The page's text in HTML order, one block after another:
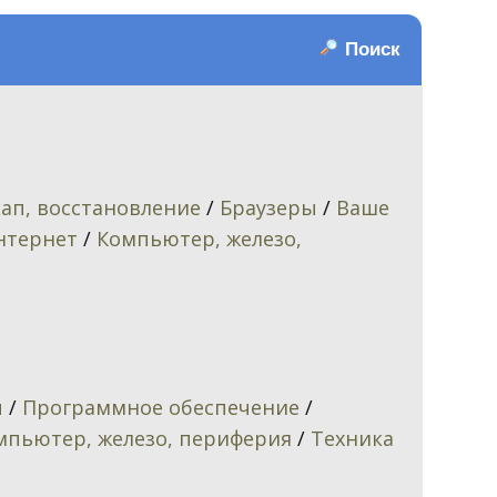
Поиск
восстановление / Браузеры / Ваше
/ Компьютер, железо,
/ Программное обеспечение /
железо, периферия / Техника